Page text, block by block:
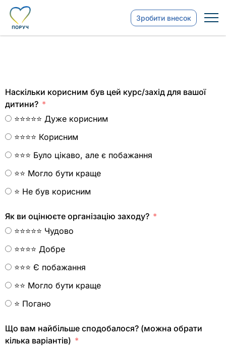
Зробити внесок
Наскільки корисним був цей курс/захід для вашої
дитини?
⭐⭐⭐⭐⭐ Дуже корисним
⭐⭐⭐⭐ Корисним
⭐⭐⭐ Було цікаво, але є побажання
⭐⭐ Могло бути краще
⭐ Не був корисним
Як ви оцінюєте організацію заходу?
⭐⭐⭐⭐⭐ Чудово
⭐⭐⭐⭐ Добре
⭐⭐⭐ Є побажання
⭐⭐ Могло бути краще
⭐ Погано
Що вам найбільше сподобалося? (можна обрати
кілька варіантів)